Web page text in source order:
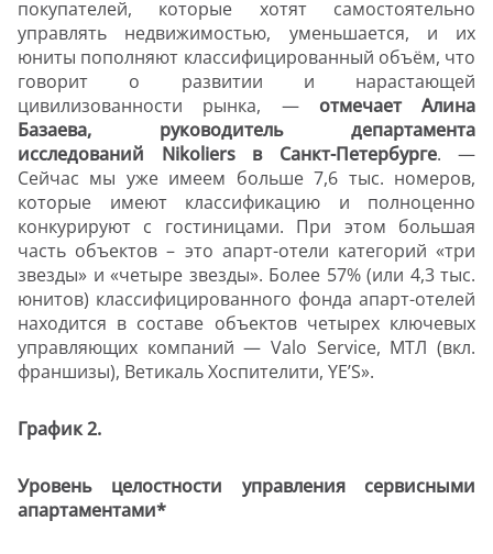
покупателей, которые хотят самостоятельно
управлять недвижимостью, уменьшается, и их
юниты пополняют классифицированный объём, что
говорит о развитии и нарастающей
цивилизованности рынка, — отмечает Алина
Базаева, руководитель департамента
исследований Nikoliers в Санкт-Петербурге. —
Сейчас мы уже имеем больше 7,6 тыс. номеров,
которые имеют классификацию и полноценно
конкурируют с гостиницами. При этом большая
часть объектов – это апарт-отели категорий «три
звезды» и «четыре звезды». Более 57% (или 4,3 тыс.
юнитов) классифицированного фонда апарт-отелей
находится в составе объектов четырех ключевых
управляющих компаний — Valo Service, МТЛ (вкл.
франшизы), Ветикаль Хоспителити, YE’S».
График 2.
Уровень целостности управления сервисными
апартаментами*